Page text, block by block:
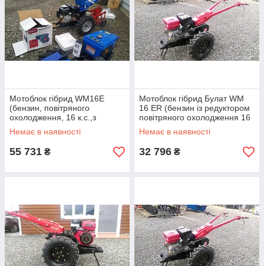
Мотоблок гібрид WM16Е
(бензин, повітряного
охолодження, 16 к.с.,з
електростартером)
Немає в наявності
55 731 ₴
Мотоблок гібрид Булат WM
16 ЕR (бензин із редуктором
повітряного охолодження 16
к.с., з електро-м)
Немає в наявності
32 796 ₴